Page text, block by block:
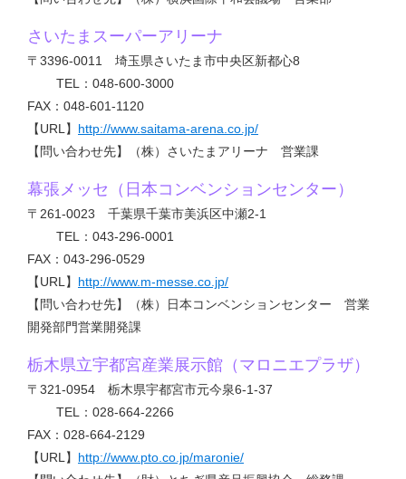
さいたまスーパーアリーナ
〒3396-0011 埼玉県さいたま市中央区新都心8
TEL：048-600-3000
FAX：048-601-1120
【URL】 http://www.saitama-arena.co.jp/
【問い合わせ先】（株）さいたまアリーナ 営業課
幕張メッセ（日本コンベンションセンター）
〒261-0023 千葉県千葉市美浜区中瀬2-1
TEL：043-296-0001
FAX：043-296-0529
【URL】 http://www.m-messe.co.jp/
【問い合わせ先】（株）日本コンベンションセンター 営業
開発部門営業開発課
栃木県立宇都宮産業展示館（マロニエプラザ）
〒321-0954 栃木県宇都宮市元今泉6-1-37
TEL：028-664-2266
FAX：028-664-2129
【URL】 http://www.pto.co.jp/maronie/